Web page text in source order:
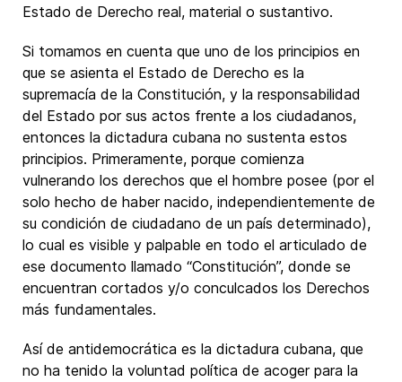
Estado de Derecho real, material o sustantivo.
Si tomamos en cuenta que uno de los principios en
que se asienta el Estado de Derecho es la
supremacía de la Constitución, y la responsabilidad
del Estado por sus actos frente a los ciudadanos,
entonces la dictadura cubana no sustenta estos
principios. Primeramente, porque comienza
vulnerando los derechos que el hombre posee (por el
solo hecho de haber nacido, independientemente de
su condición de ciudadano de un país determinado),
lo cual es visible y palpable en todo el articulado de
ese documento llamado “Constitución”, donde se
encuentran cortados y/o conculcados los Derechos
más fundamentales.
Así de antidemocrática es la dictadura cubana, que
no ha tenido la voluntad política de acoger para la